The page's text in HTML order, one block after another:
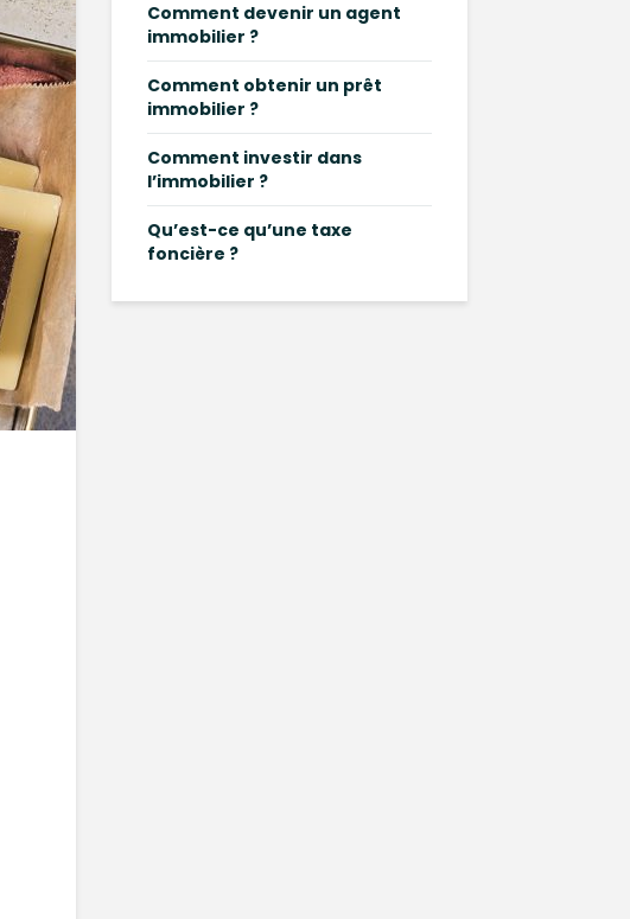
Comment devenir un agent
immobilier ?
Comment obtenir un prêt
immobilier ?
Comment investir dans
l’immobilier ?
Qu’est-ce qu’une taxe
foncière ?